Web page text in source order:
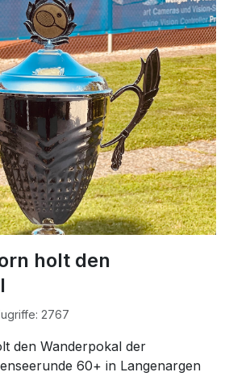
holt den
2767
den Wanderpokal der
60+ in Langenargen